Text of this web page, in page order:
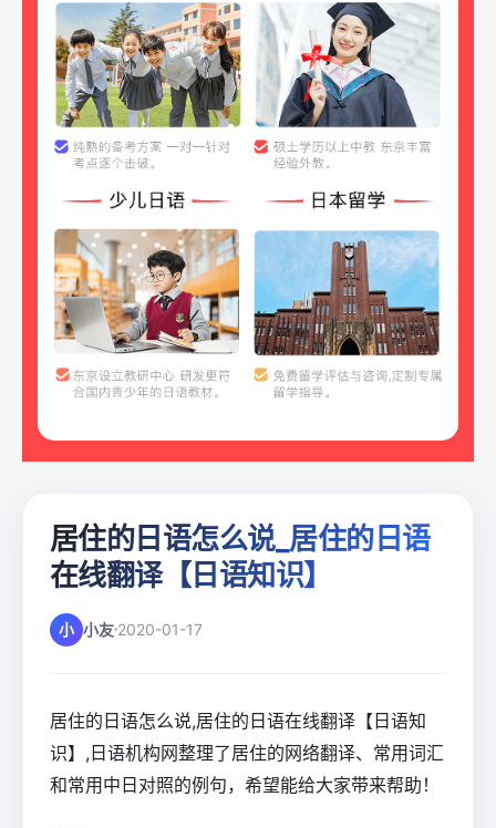
居住的日语怎么说_居住的日语
在线翻译【日语知识】
小 小友 2020-01-17
居住的日语怎么说,居住的日语在线翻译【日语知
识】,日语机构网整理了居住的网络翻译、常用词汇
和常用中日对照的例句，希望能给大家带来帮助！